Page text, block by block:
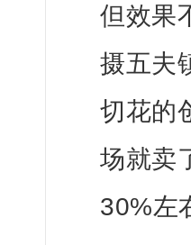
但效果
摄五夫
切花的
场就卖
30%左